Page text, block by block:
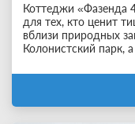
Коттеджи «Фазенда
для тех, кто ценит
вблизи природных
Колонистский парк,